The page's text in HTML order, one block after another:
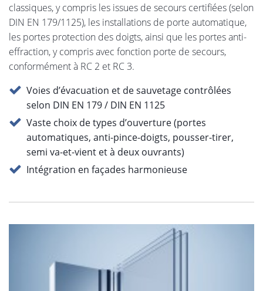
classiques, y compris les issues de secours certifiées (selon
DIN EN 179/1125), les installations de porte automatique,
les portes protection des doigts, ainsi que les portes anti-
effraction, y compris avec fonction porte de secours,
conformément à RC 2 et RC 3.
Voies d’évacuation et de sauvetage contrôlées
selon DIN EN 179 / DIN EN 1125
Vaste choix de types d’ouverture (portes
automatiques, anti-pince-doigts, pousser-tirer,
semi va-et-vient et à deux ouvrants)
Intégration en façades harmonieuse